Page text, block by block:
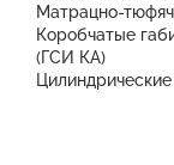
Матрацно-
Коробчатые
(ГСИ КА)